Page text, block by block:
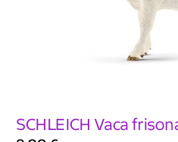
SCHLEICH Vaca